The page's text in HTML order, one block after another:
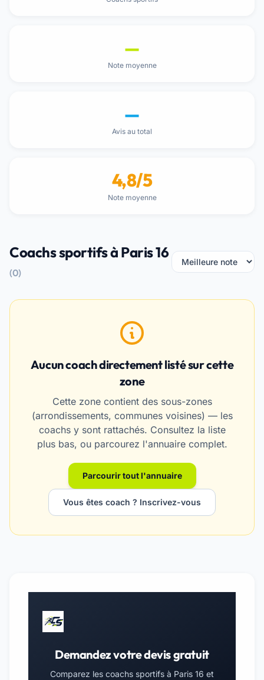
—
Note moyenne
—
Avis au total
4,8/5
Note moyenne
Coachs sportifs à Paris 16
(0)
Aucun coach directement listé sur cette
zone
Cette zone contient des sous-zones
(arrondissements, communes voisines) — les
coachs y sont rattachés. Consultez la liste
plus bas, ou parcourez l'annuaire complet.
Parcourir tout l'annuaire
Vous êtes coach ? Inscrivez-vous
Demandez votre devis gratuit
Comparez les coachs sportifs à Paris 16 et